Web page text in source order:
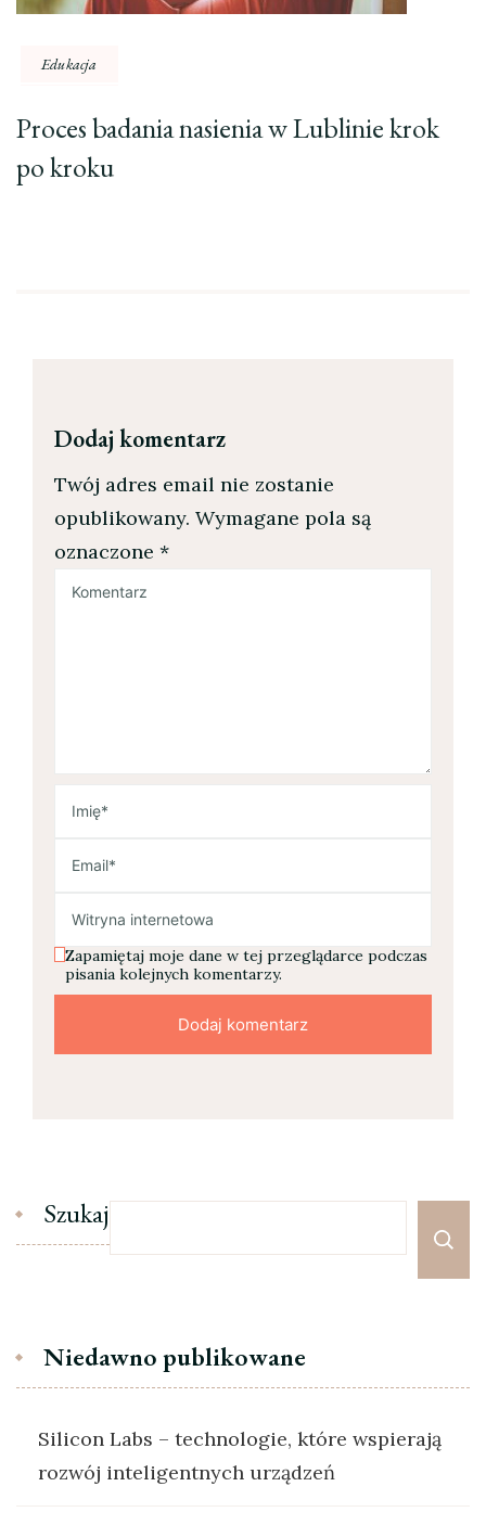
Edukacja
Proces badania nasienia w Lublinie krok
po kroku
Dodaj komentarz
Twój adres email nie zostanie
opublikowany. Wymagane pola są
oznaczone *
Zapamiętaj moje dane w tej przeglądarce podczas
pisania kolejnych komentarzy.
Szukaj
Niedawno publikowane
Silicon Labs – technologie, które wspierają
rozwój inteligentnych urządzeń